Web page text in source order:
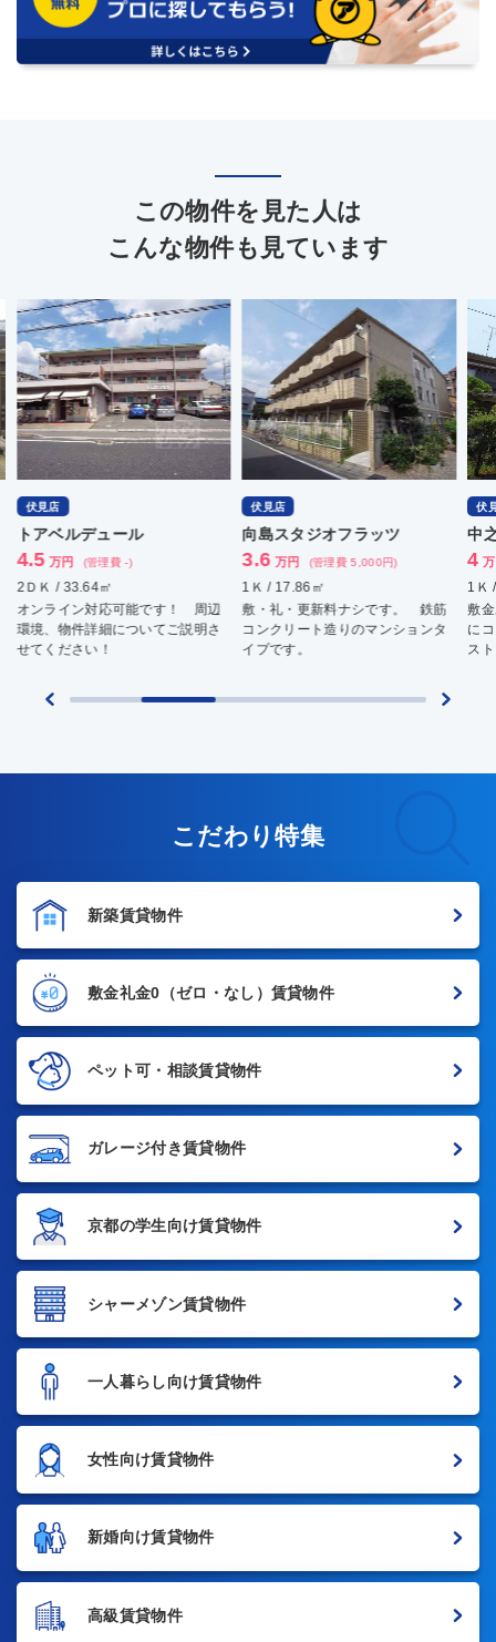
この物件を見た人は
こんな物件も見ています
伏見店
トアベルデュール
4.5 万円 (管理費 -)
2ＤＫ / 33.64㎡
オンライン対応可能です！ 周辺
環境、物件詳細についてご説明さ
せてください！
伏見店
向島スタジオフラッツ
3.6 万円 (管理費 5,000円)
1Ｋ / 17.86㎡
敷・礼・更新料ナシです。 鉄筋
コンクリート造りのマンションタ
イプです。
伏
中
4
1Ｋ
敷
に
ス
こだわり特集
新築賃貸物件
敷金礼金0 （ゼロ・なし）賃貸物件
ペット可・相談賃貸物件
ガレージ付き賃貸物件
京都の学生向け賃貸物件
シャーメゾン賃貸物件
一人暮らし向け賃貸物件
女性向け賃貸物件
新婚向け賃貸物件
高級賃貸物件